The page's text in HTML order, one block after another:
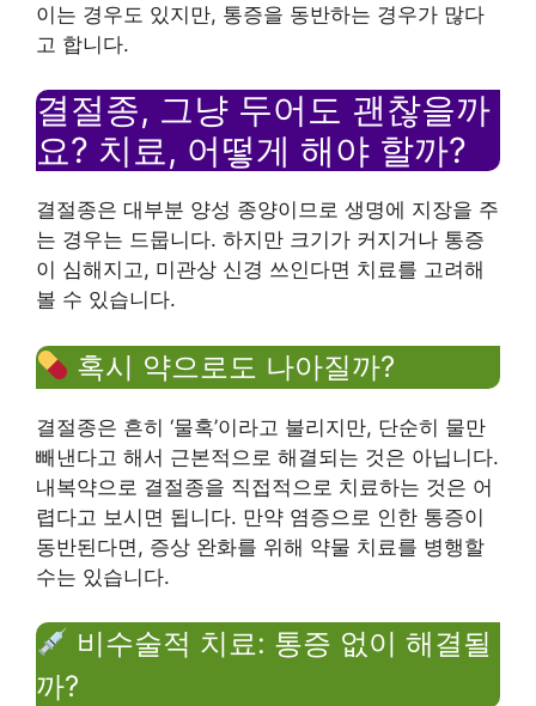
이는 경우도 있지만, 통증을 동반하는 경우가 많다
고 합니다.
결절종, 그냥 두어도 괜찮을까
요? 치료, 어떻게 해야 할까?
결절종은 대부분 양성 종양이므로 생명에 지장을 주
는 경우는 드뭅니다. 하지만 크기가 커지거나 통증
이 심해지고, 미관상 신경 쓰인다면 치료를 고려해
볼 수 있습니다.
혹시 약으로도 나아질까?
결절종은 흔히 ‘물혹’이라고 불리지만, 단순히 물만
빼낸다고 해서 근본적으로 해결되는 것은 아닙니다.
내복약으로 결절종을 직접적으로 치료하는 것은 어
렵다고 보시면 됩니다. 만약 염증으로 인한 통증이
동반된다면, 증상 완화를 위해 약물 치료를 병행할
수는 있습니다.
비수술적 치료: 통증 없이 해결될
까?